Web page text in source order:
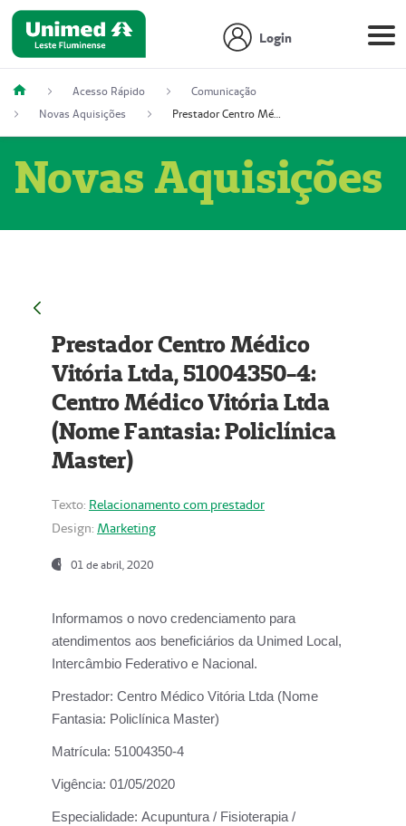
Login
Acesso Rápido
Comunicação
Novas Aquisições
Prestador Centro Médico Vitória Ltda, 51004350-4: Centro Médico Vitória Ltda (Nome Fantasia: Policlínica Master)
Novas Aquisições
Prestador Centro Médico
Vitória Ltda, 51004350-4:
Centro Médico Vitória Ltda
(Nome Fantasia: Policlínica
Master)
Texto: Relacionamento com prestador
Design: Marketing
01 de abril, 2020
Informamos o novo credenciamento para
atendimentos aos beneficiários da Unimed Local,
Intercâmbio Federativo e Nacional.
Prestador: Centro Médico Vitória Ltda (Nome
Fantasia: Policlínica Master)
Matrícula: 51004350-4
Vigência: 01/05/2020
Especialidade: Acupuntura / Fisioterapia /